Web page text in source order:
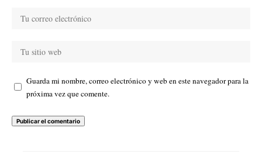
Guarda mi nombre, correo electrónico y web en este navegador para la
próxima vez que comente.